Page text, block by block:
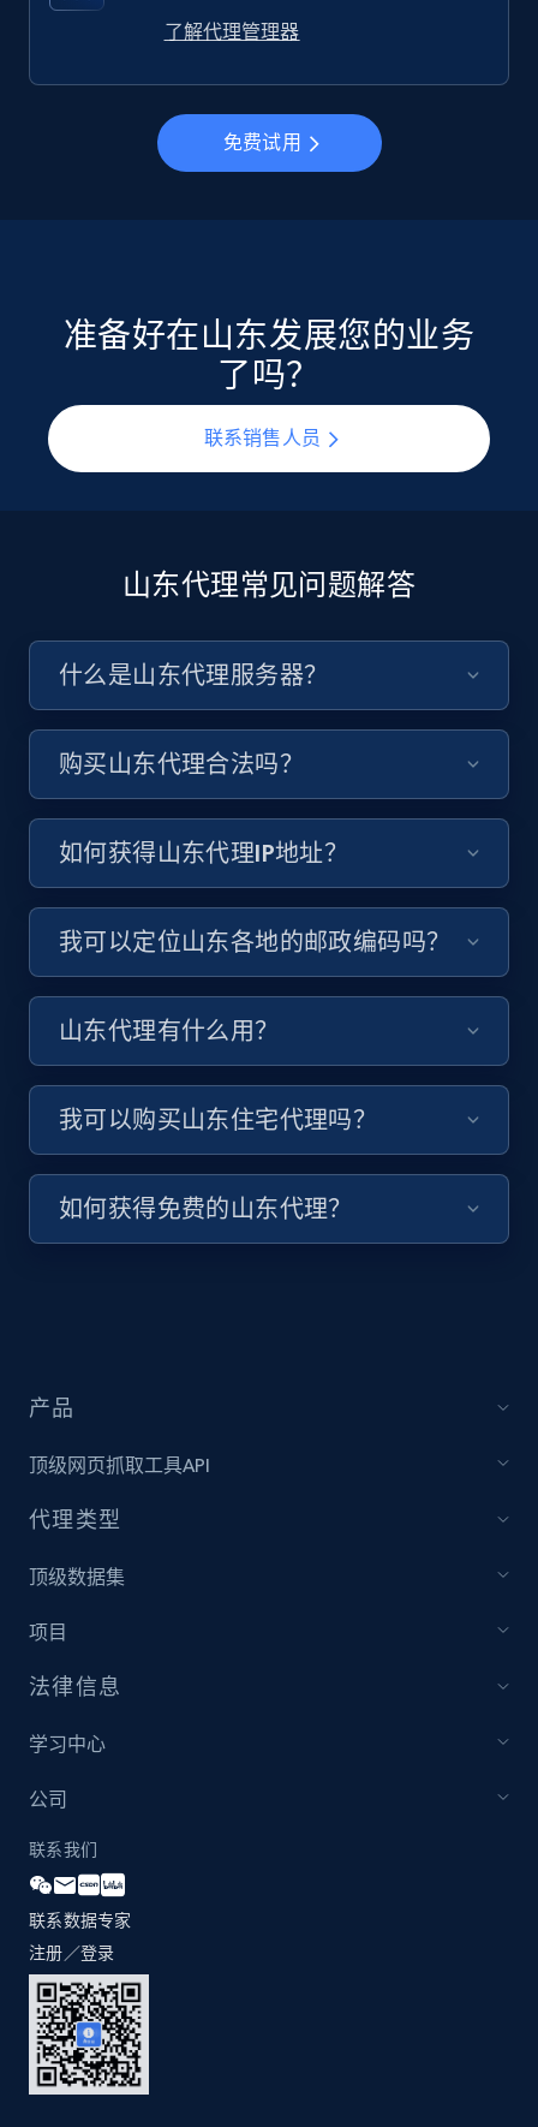
了解代理管理器
免费试用
准备好在山东发展您的业务
了吗？
联系销售人员
山东代理常见问题解答
什么是山东代理服务器？
购买山东代理合法吗？
如何获得山东代理IP地址？
我可以定位山东各地的邮政编码吗？
山东代理有什么用？
我可以购买山东住宅代理吗？
如何获得免费的山东代理？
产品
顶级网页抓取工具API
代理类型
顶级数据集
项目
法律信息
学习中心
公司
联系我们
联系数据专家
注册／登录